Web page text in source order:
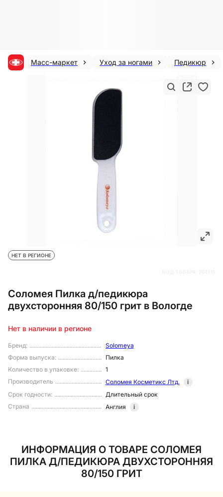
Масс-маркет Уход за ногами Педикюр
Соломея Пилка д/педикюра
двухсторонняя 80/150 грит в Вологде
НЕТ В РЕГИОНЕ
Бренд:
Solomeya
Форма выпуска:
Пилка
Количество в упаковке:
1
Производитель
Соломея Косметикс Лтд.
i
Срок годности:
Длительный срок
Страна
Англия i
Нет в наличии в регионе
ИНФОРМАЦИЯ О ТОВАРЕ СОЛОМЕЯ
ПИЛКА Д/ПЕДИКЮРА ДВУХСТОРОННЯЯ
80/150 ГРИТ